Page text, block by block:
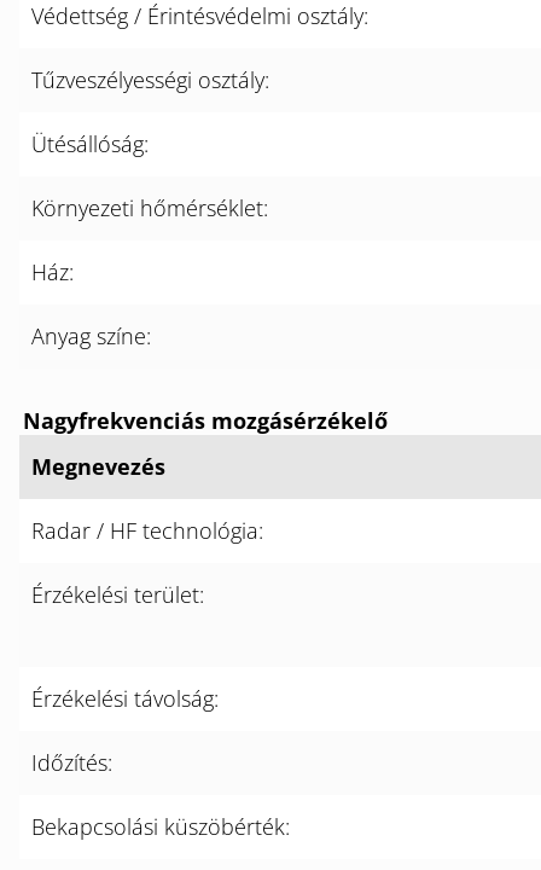
Védettség / Érintésvédelmi osztály:
Tűzveszélyességi osztály:
Ütésállóság:
Környezeti hőmérséklet:
Ház:
Anyag színe:
Nagyfrekvenciás mozgásérzékelő
Megnevezés
Radar / HF technológia:
Érzékelési terület:
Érzékelési távolság:
Időzítés:
Bekapcsolási küszöbérték: